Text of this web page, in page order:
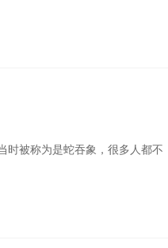
时被称为是蛇吞象，很多人都不